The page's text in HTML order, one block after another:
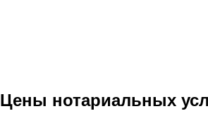
Цены нотариальных